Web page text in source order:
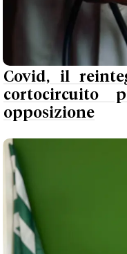
Covid, il
cortocircuito
opposizione